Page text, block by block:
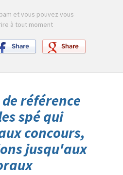
et vous pouvez vous
à tout moment
référence
spé qui
concours,
jusqu'aux